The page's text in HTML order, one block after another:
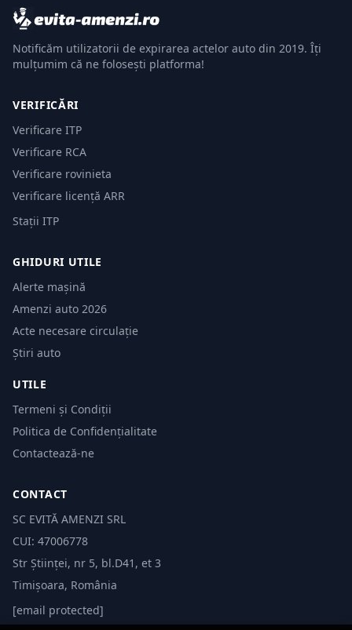
Notificăm utilizatorii de expirarea actelor auto din 2019. Îți
mulțumim că ne folosești platforma!
VERIFICĂRI
Verificare ITP
Verificare RCA
Verificare rovinieta
Verificare licență ARR
Stații ITP
GHIDURI UTILE
Alerte mașină
Amenzi auto 2026
Acte necesare circulație
Știri auto
UTILE
Termeni și Condiții
Politica de Confidențialitate
Contactează-ne
CONTACT
SC EVITĂ AMENZI SRL
CUI: 47006778
Str Științei, nr 5, bl.D41, et 3
Timișoara, România
[email protected]